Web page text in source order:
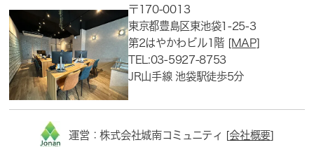
〒170-0013
東京都豊島区東池袋1-25-3
第2はやかわビル1階 [MAP]
TEL:03-5927-8753
JR山手線 池袋駅徒歩5分
運営：株式会社城南コミュニティ [会社概要]